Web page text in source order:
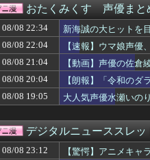
【朗報】超かぐや姫！スピンオフ
大人気声優・岡咲美保ちゃんに寄
【悲報】深夜アニメさん、何故か
「ついに夏フェスの季節だね。伝
【ヤニねこ】薬物中毒のヤクねこ
※「強くてニューゲーム」なハサ
【プッチーのお引っ越し】ウル
ジャンプが最も売れた1995年新年
【画像】抜けるヱロアニメ教えて
【アイマス】何故か怒っているや
【MSV】シン・マツナガスレ、こ
【画像あり】オタクくん、女の服
おたくみくす 声優まと
08/08 22:34
新海誠の大ヒットを
08/08 22:04
【速報】ウマ娘声優
08/08 21:04
【動画】声優の佐倉
08/08 20:04
【朗報】「令和のダ
08/08 19:05
大人気声優水瀬いの
デジタルニューススレッ
08/08 23:12
【驚愕】アニメキ